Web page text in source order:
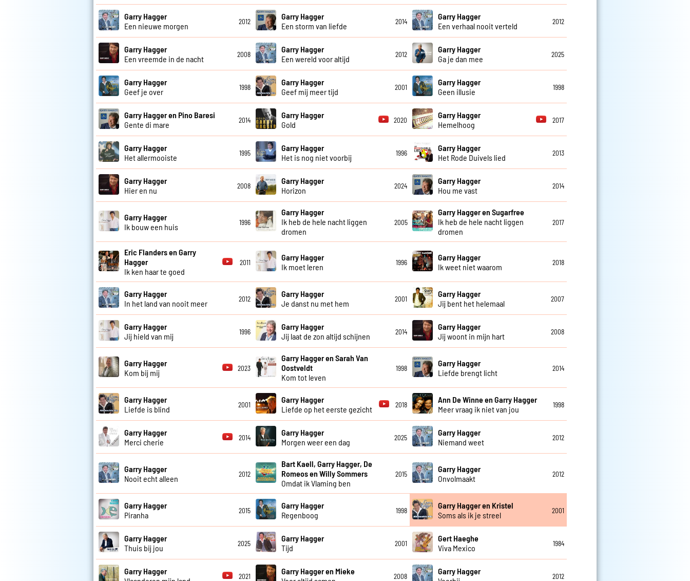
Garry Hagger
Een nieuwe morgen
2012
Garry Hagger
Een storm van liefde
2014
Garry Hagger
Een verhaal nooit verteld
2012
Garry Hagger
Een vreemde in de nacht
2008
Garry Hagger
Een wereld voor altijd
2012
Garry Hagger
Ga je dan mee
2025
Garry Hagger
Geef je over
1998
Garry Hagger
Geef mij meer tijd
2001
Garry Hagger
Geen illusie
1998
Garry Hagger en Pino Baresi
Gente di mare
2014
Garry Hagger
Gold
2020
Garry Hagger
Hemelhoog
2017
Garry Hagger
Het allermooiste
1995
Garry Hagger
Het is nog niet voorbij
1996
Garry Hagger
Het Rode Duivels lied
2013
Garry Hagger
Hier en nu
2008
Garry Hagger
Horizon
2024
Garry Hagger
Hou me vast
2014
Garry Hagger
Ik bouw een huis
1996
Garry Hagger
Ik heb de hele nacht liggen
dromen
2005
Garry Hagger en Sugarfree
Ik heb de hele nacht liggen
dromen
2017
Eric Flanders en Garry
Hagger
Ik ken haar te goed
2011
Garry Hagger
Ik moet leren
1996
Garry Hagger
Ik weet niet waarom
2018
Garry Hagger
In het land van nooit meer
2012
Garry Hagger
Je danst nu met hem
2001
Garry Hagger
Jij bent het helemaal
2007
Garry Hagger
Jij hield van mij
1996
Garry Hagger
Jij laat de zon altijd schijnen
2014
Garry Hagger
Jij woont in mijn hart
2008
Garry Hagger
Kom bij mij
2023
Garry Hagger en Sarah Van
Oostveldt
Kom tot leven
1998
Garry Hagger
Liefde brengt licht
2014
Garry Hagger
Liefde is blind
2001
Garry Hagger
Liefde op het eerste gezicht
2018
Ann De Winne en Garry Hagger
Meer vraag ik niet van jou
1998
Garry Hagger
Merci cherie
2014
Garry Hagger
Morgen weer een dag
2025
Garry Hagger
Niemand weet
2012
Garry Hagger
Nooit echt alleen
2012
Bart Kaell, Garry Hagger, De
Romeos en Willy Sommers
Omdat ik Vlaming ben
2015
Garry Hagger
Onvolmaakt
2012
Garry Hagger
Piranha
2015
Garry Hagger
Regenboog
1998
Garry Hagger en Kristel
Soms als ik je streel
2001
Garry Hagger
Thuis bij jou
2025
Garry Hagger
Tijd
2001
Gert Haeghe
Viva Mexico
1984
Garry Hagger
2021
Garry Hagger en Mieke
2008
Garry Hagger
2012